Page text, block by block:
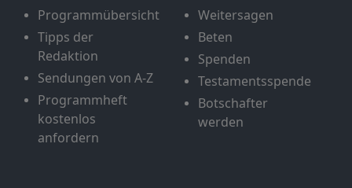
Programmübersicht
Tipps der
Redaktion
Sendungen von A-Z
Programmheft
kostenlos
anfordern
Weitersagen
Beten
Spenden
Testamentsspende
Botschafter
werden